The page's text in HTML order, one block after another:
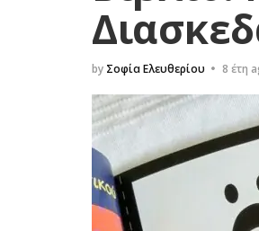
by Σοφία Ελευθερίου 8 έτη